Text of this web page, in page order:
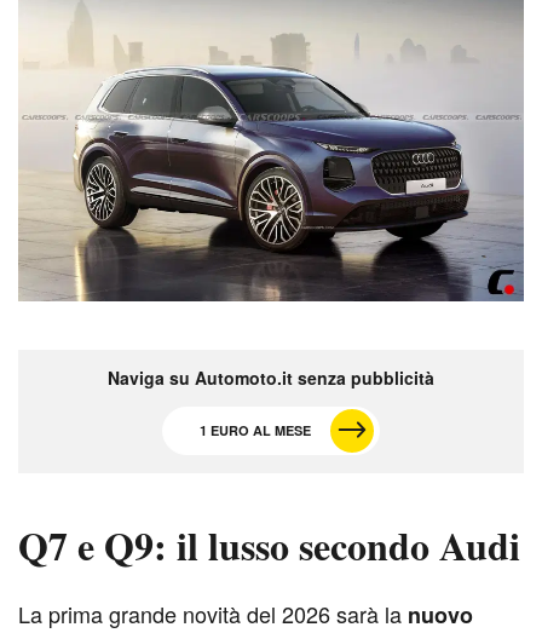
Naviga su Automoto.it senza pubblicità
1 EURO AL MESE
Q7 e Q9: il lusso secondo Audi
La prima grande novità del 2026 sarà la nuovo